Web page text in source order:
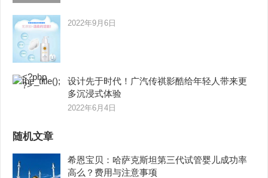
2022年9月6日
设计先于时代！广汽传祺影酷给年轻人带来更
多沉浸式体验
2022年6月4日
随机文章
希恩宝贝：哈萨克斯坦第三代试管婴儿成功率
高么？费用与注意事项